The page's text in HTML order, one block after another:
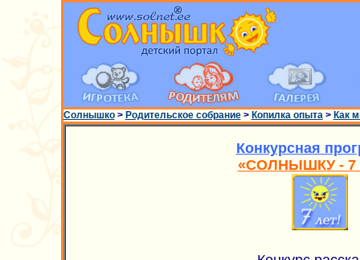
Солнышко> Родительское собрание> Копилка опыта> Как
Конкурсная
«СОЛНЫШКУ - 7